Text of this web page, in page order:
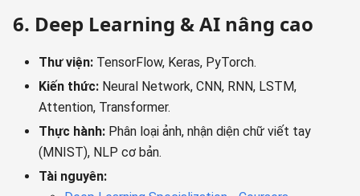
6. Deep Learning & AI nâng cao
Thư viện: TensorFlow, Keras, PyTorch.
Kiến thức: Neural Network, CNN, RNN, LSTM,
Attention, Transformer.
Thực hành: Phân loại ảnh, nhận diện chữ viết tay
(MNIST), NLP cơ bản.
Tài nguyên: